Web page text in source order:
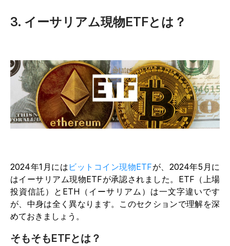
3. イーサリアム現物ETFとは？
2024年1月には ビットコイン現物ETFが、2024年5月に
はイーサリアム現物ETFが承認されました。ETF（上場
投資信託）とETH（イーサリアム）は一文字違いです
が、中身は全く異なります。このセクションで理解を深
めておきましょう。
そもそもETFとは？